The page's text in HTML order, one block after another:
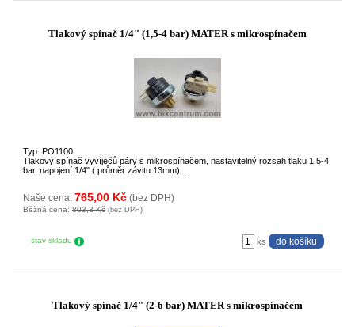
Tlakový spínač 1/4" (1,5-4 bar) MATER s mikrospínačem
Typ: PO1100
Tlakový spínač vyvíječů páry s mikrospínačem, nastavitelný rozsah tlaku 1,5-4
bar, napojení 1/4" ( průměr závitu 13mm) ...
Naše cena: 765,00 Kč (bez DPH)
Běžná cena: 803,3 Kč (bez DPH)
stav skladu ks
Tlakový spínač 1/4" (2-6 bar) MATER s mikrospínačem